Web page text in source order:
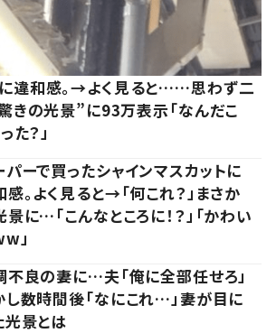
違和感。→よく見ると……思わず二
きの光景”に93万表示「なんだこ
た？」
パーで買ったシャインマスカットに
感。よく見ると→「何これ？」まさか
景に…「こんなところに！？」「かわい
」
不良の妻に…夫「俺に全部任せろ」
し数時間後「なにこれ…」妻が目に
光景とは